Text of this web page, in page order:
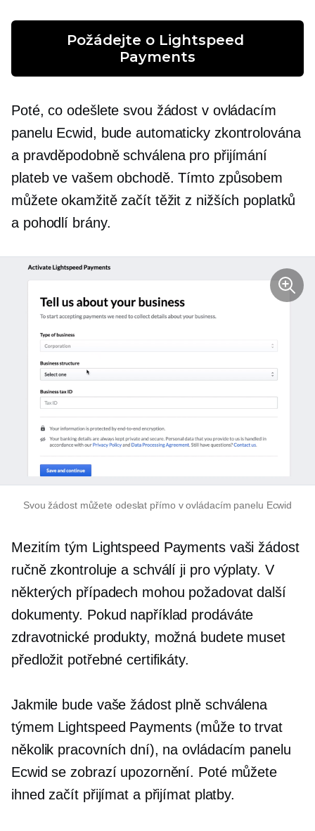
Požádejte o Lightspeed
Payments
Poté, co odešlete svou žádost v ovládacím
panelu Ecwid, bude automaticky zkontrolována
a pravděpodobně schválena pro přijímání
plateb ve vašem obchodě. Tímto způsobem
můžete okamžitě začít těžit z nižších poplatků
a pohodlí brány.
Svou žádost můžete odeslat přímo v ovládacím panelu Ecwid
Mezitím tým Lightspeed Payments vaši žádost
ručně zkontroluje a schválí ji pro výplaty. V
některých případech mohou požadovat další
dokumenty. Pokud například prodáváte
zdravotnické produkty, možná budete muset
předložit potřebné certifikáty.
Jakmile bude vaše žádost plně schválena
týmem Lightspeed Payments (může to trvat
několik pracovních dní), na ovládacím panelu
Ecwid se zobrazí upozornění. Poté můžete
ihned začít přijímat a přijímat platby.